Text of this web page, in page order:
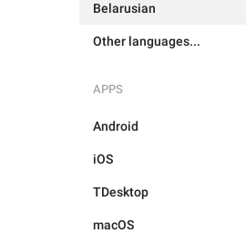
Belarusian
Other languages...
APPS
Android
iOS
TDesktop
macOS